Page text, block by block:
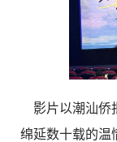
影片以潮汕侨
绵延数十载的温